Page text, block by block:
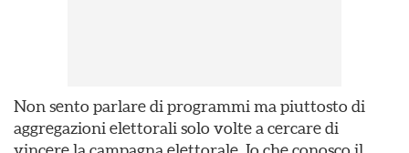
Non sento parlare di programmi ma piuttosto di
aggregazioni elettorali solo volte a cercare di